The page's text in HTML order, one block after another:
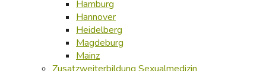
Hamburg
Hannover
Heidelberg
Magdeburg
Mainz